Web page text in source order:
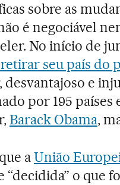
sobre as
é negociável
No início de
seu país do
e
por 195
Barack Obama,
aUnião
“decidida” o que